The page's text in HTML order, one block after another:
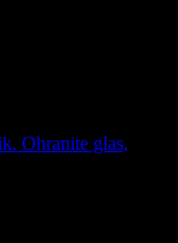
Ohranite glas,